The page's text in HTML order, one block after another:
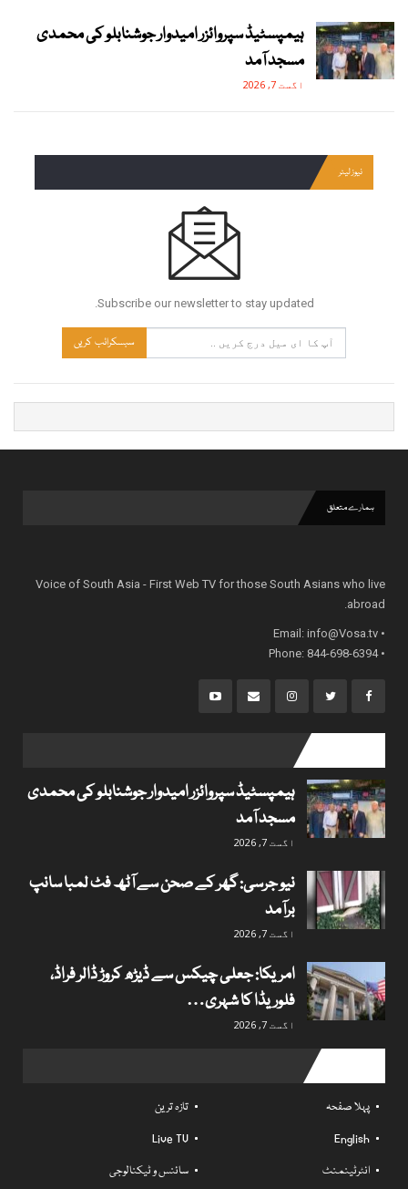
ہیمپسٹیڈ سپروائزر امیدوار جوشنابلو کی محمدی
مسجد آمد
اگست 7, 2026
نیوز لیٹر
Subscribe our newsletter to stay updated.
سبسکرائب کریں
ہمارے متعلق
Voice of South Asia - First Web TV for those South Asians who live
abroad.
• Email:
info@Vosa.tv
• Phone: 844-698-6394
ہیمپسٹیڈ سپروائزر امیدوار جوشنابلو کی محمدی
مسجد آمد
اگست 7, 2026
نیو جرسی: گھر کے صحن سے آٹھ فٹ لمبا سانپ
برآمد
اگست 7, 2026
امریکا: جعلی چیکس سے ڈیڑھ کروڑ ڈالر فراڈ،
فلوریڈا کا شہری…
اگست 7, 2026
پہلا صفحہ
تازہ ترین
English
Live TV
انٹرٹینمنٹ
سائنس و ٹیکنالوجی